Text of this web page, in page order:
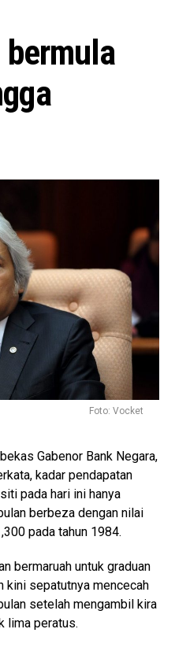
bermula
Foto: Vocket
Gabenor Bank Negara,
kadar pendapatan
pada hari ini hanya
berbeza dengan nilai
pada tahun 1984.
bermaruah untuk graduan
kini sepatutnya mencecah
setelah mengambil kira
lima peratus.